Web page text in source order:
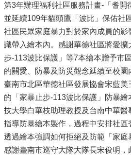
第3年辦理福利社區服務計畫-「耆開
並延續109年貓頭鷹「波比」保佑社
社區民眾家庭暴力對於家內成員的
識帶入繪本內。感謝華德社區將愛擴
步-113波比保護」等7本繪本贈予市
的關愛、防暴及防災觀念延續至校園
臺南市北區華德社區發展協會宋藍
的「家暴止步-113波比保護」防暴
技大學白華枝助理教授及台南中華
指導防暴繪本製作，過程中安排社區
透過繪本強調如何拒絕及防範「家庭
感謝臺南市巡守大隊大隊長宋俊明